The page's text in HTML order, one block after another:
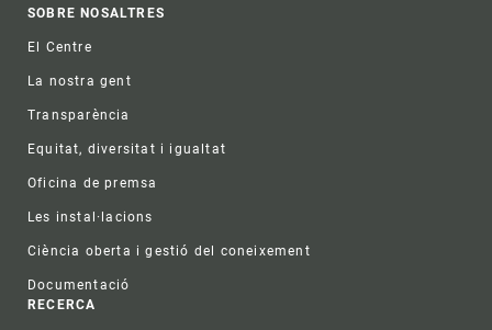
Footer
SOBRE NOSALTRES
El Centre
La nostra gent
Transparència
Equitat, diversitat i igualtat
Oficina de premsa
Les instal·lacions
Ciència oberta i gestió del coneixement
Documentació
RECERCA